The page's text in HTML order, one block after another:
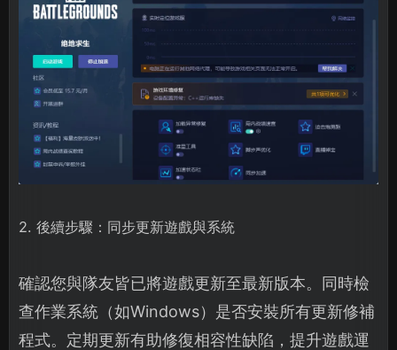
2. 後續步驟：同步更新遊戲與系統
確認您與隊友皆已將遊戲更新至最新版本。同時檢
查作業系統（如Windows）是否安裝所有更新修補
程式。定期更新有助修復相容性缺陷，提升遊戲運